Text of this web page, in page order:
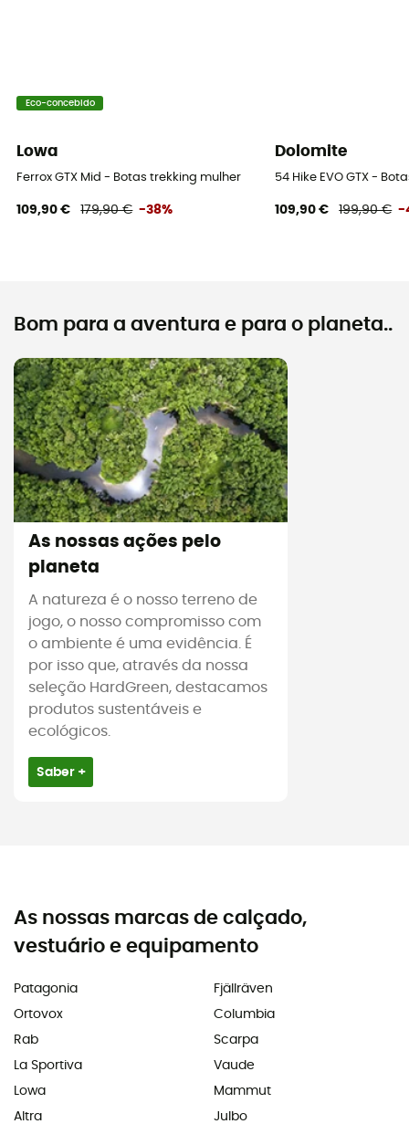
Eco-concebido
Lowa
Ferrox GTX Mid - Botas trekking mulher
109,90 € 179,90 € -38%
Dolomite
54 Hike EVO GTX -
109,90 € 199,90 € -
Bom para a aventura e para o planeta..
As nossas ações pelo
planeta
A natureza é o nosso terreno de
jogo, o nosso compromisso com
o ambiente é uma evidência. É
por isso que, através da nossa
seleção HardGreen, destacamos
produtos sustentáveis e
ecológicos.
Saber +
As nossas marcas de calçado,
vestuário e equipamento
Patagonia
Ortovox
Rab
La Sportiva
Lowa
Altra
Fjällräven
Columbia
Scarpa
Vaude
Mammut
Julbo